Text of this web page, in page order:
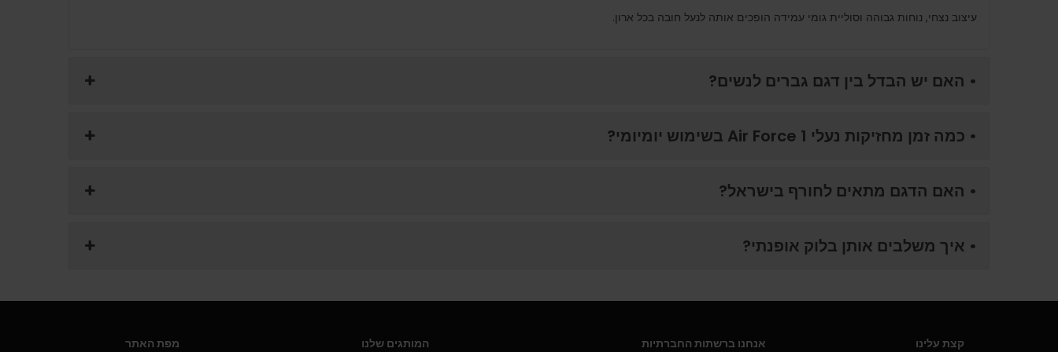
עיצוב נצחי, נוחות גבוהה וסוליית גומי עמידה הופכים אותה לנעל חובה בכל ארון.
• האם יש הבדל בין דגם גברים לנשים?
• כמה זמן מחזיקות נעלי Air Force 1 בשימוש יומיומי?
• האם הדגם מתאים לחורף בישראל?
• איך משלבים אותן בלוק אופנתי?
קצת עלינו אנחנו ברשתות החברתיות המותגים שלנו מפת האתר